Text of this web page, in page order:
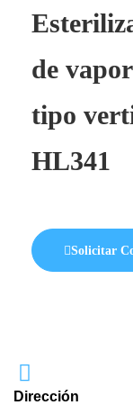
de
tipo
HL341
Solicitar
Dirección